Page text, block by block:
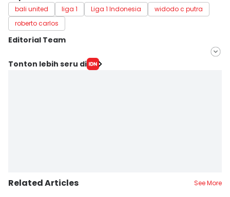
bali united liga 1 Liga 1 Indonesia
widodo c putra
roberto carlos
Editorial Team
Editor
Tonton lebih seru di
Related Articles See More